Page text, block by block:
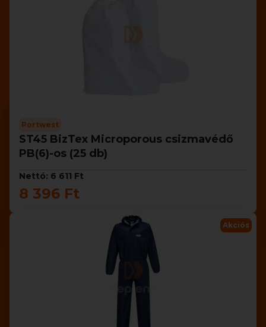
Portwest
ST45 BizTex Microporous csizmavédő
PB(6)-os (25 db)
Nettó: 6 611 Ft
8 396 Ft
Akciós